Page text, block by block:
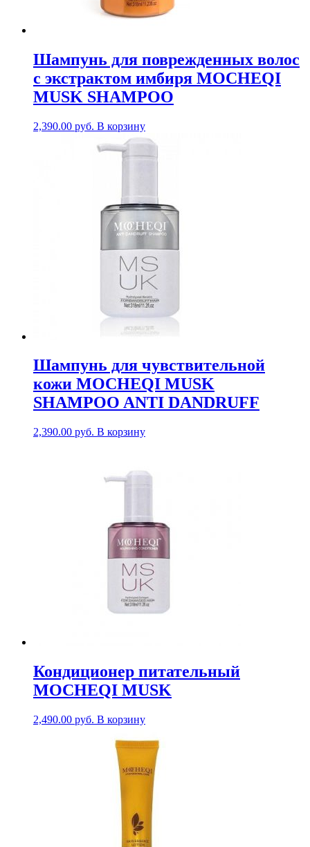
Шампунь для поврежденных волос
с экстрактом имбиря MOCHEQI
MUSK SHAMPOO
2,390.00 руб. В корзину
Шампунь для чувствительной
кожи MOCHEQI MUSK
SHAMPOO ANTI DANDRUFF
2,390.00 руб. В корзину
Кондиционер питательный
MOCHEQI MUSK
2,490.00 руб. В корзину